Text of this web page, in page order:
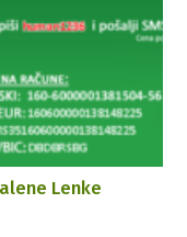
Lenke